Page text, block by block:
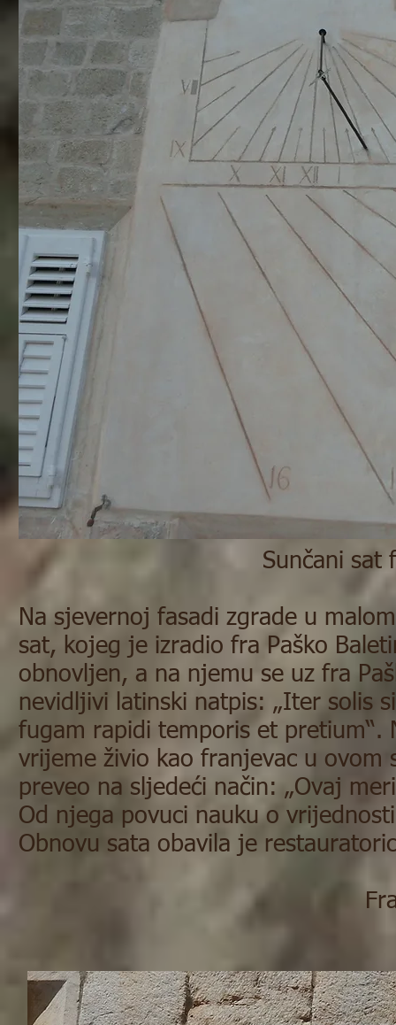
Sunčani sat
Na sjevernoj fasadi zgrade u
sat, kojeg je izradio fra Paško
obnovljen, a na njemu se uz fra
nevidljivi latinski natpis: „Iter solis
fugam rapidi temporis et pretium“.
vrijeme živio kao franjevac u
preveo na sljedeći način: „Ovaj
Od njega povuci nauku o
Obnovu sata obavila je
Fra Stipe